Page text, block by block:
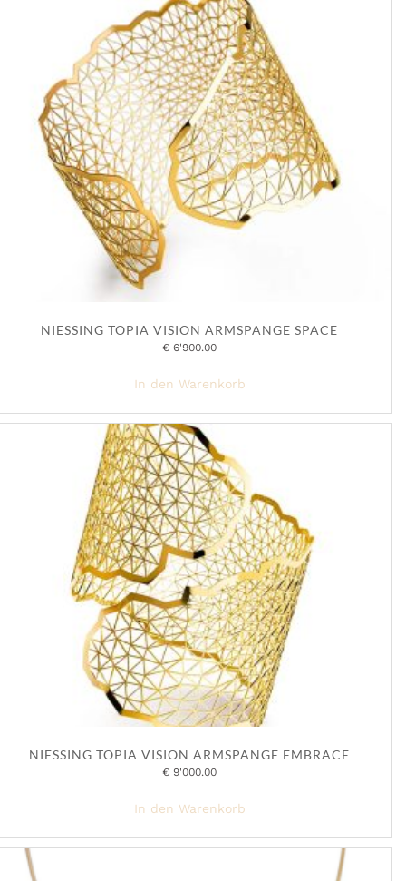
NIESSING TOPIA VISION ARMSPANGE SPACE
€ 6'900.00
In den Warenkorb
NIESSING TOPIA VISION ARMSPANGE EMBRACE
€ 9'000.00
In den Warenkorb